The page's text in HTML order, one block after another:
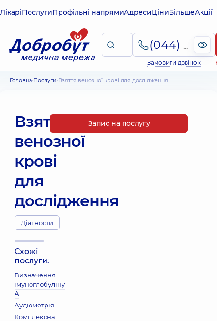
ЛікаріПослугиПрофільні напрямиАдресиЦіниБільшеАкції
(044) 495-2-888
Замовити дзвінок
Головна Послуги Взяття венозної крові для дослідження
Взяття
венозної
крові
для
дослідження
Діагности
Схожі
послуги:
Визначення
імуноглобуліну
А
Аудіометрія
Комплексна
Запис на послугу